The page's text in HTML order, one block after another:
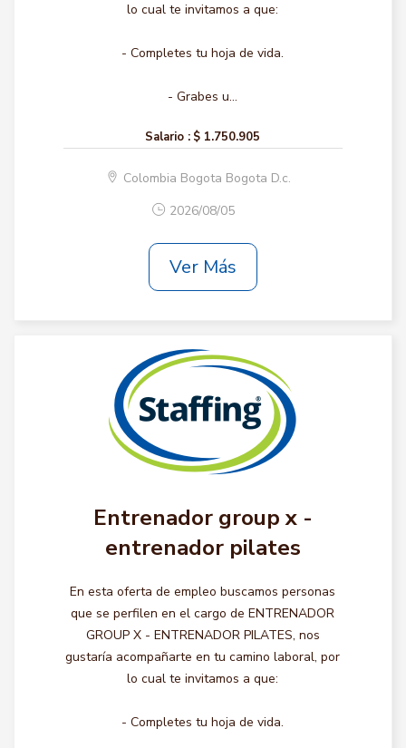
lo cual te invitamos a que:
- Completes tu hoja de vida.
- Grabes u...
Salario : $ 1.750.905
Colombia Bogota Bogota D.c.
2026/08/05
Ver Más
Entrenador group x -
entrenador pilates
En esta oferta de empleo buscamos personas
que se perfilen en el cargo de ENTRENADOR
GROUP X - ENTRENADOR PILATES, nos
gustaría acompañarte en tu camino laboral, por
lo cual te invitamos a que:
- Completes tu hoja de vida.